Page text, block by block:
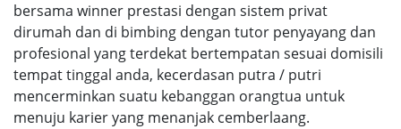
bersama winner prestasi dengan sistem privat
dirumah dan di bimbing dengan tutor penyayang dan
profesional yang terdekat bertempatan sesuai domisili
tempat tinggal anda, kecerdasan putra / putri
mencerminkan suatu kebanggan orangtua untuk
menuju karier yang menanjak cemberlaang.